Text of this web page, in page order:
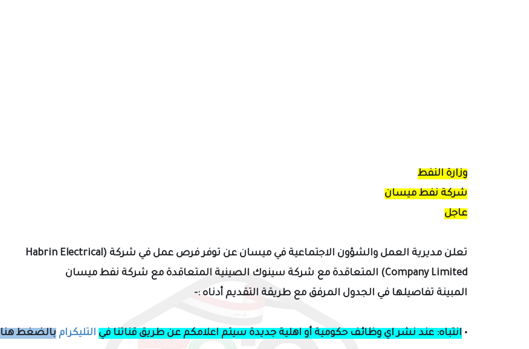
وزارة النفط
شركة نفط ميسان
عاجل
تعلن مديرية العمل والشؤون الاجتماعية في ميسان عن توفرفرص عمل
في شركة (Habrin Electrical
Company Limited) المتعاقدة مع شركة سينوك الصينية المتعاقدة مع شركة نفط ميسان
المبينة تفاصيلها في الجدول المرفق مع طريقة التقديم أدناه :-
• انتباه: عند نشر اي وظائف حكومية أو اهلية جديدة سيتم اعلامكم عن طريق قناتنا في التليكرام بالضغط هنا